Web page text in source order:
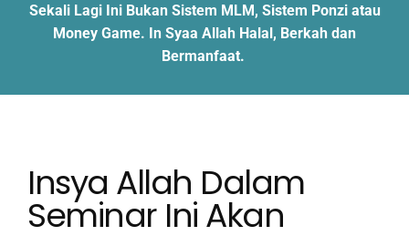
Sekali Lagi Ini Bukan Sistem MLM, Sistem Ponzi atau
Money Game. In Syaa Allah Halal, Berkah dan
Bermanfaat.
Insya Allah Dalam
Seminar Ini Akan